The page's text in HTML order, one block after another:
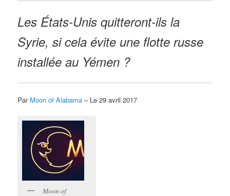
Les États-Unis quitteront-ils la
Syrie, si cela évite une flotte russe
installée au Yémen ?
Par Moon of Alabama – Le 29 avril 2017
Moon of